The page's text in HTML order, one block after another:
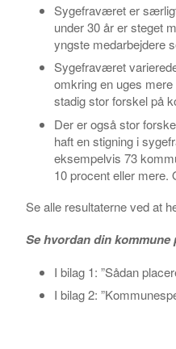
Sygefraværet er
under 30 år er steget
yngste medarbejdere
Sygefraværet
omkring en uges
stadig stor forskel på
Der er også stor
haft en stigning i
eksempelvis 73
10 procent eller
Se alle resultaterne ved at
Se hvordan din kommune
I bilag 1: ”Sådan
I bilag 2: